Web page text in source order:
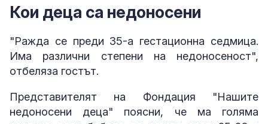
Кои деца са недоносени
"Ражда се преди 35-а гестационна седмица.
Има различни степени на недоносеност",
отбеляза гостът.
Представителят на Фондация "Нашите
недоносени деца" поясни, че ма голяма